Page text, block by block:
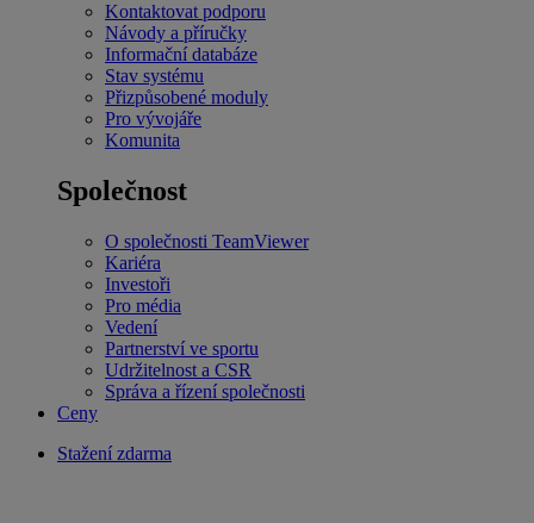
Kontaktovat podporu
Návody a příručky
Informační databáze
Stav systému
Přizpůsobené moduly
Pro vývojáře
Komunita
Společnost
O společnosti TeamViewer
Kariéra
Investoři
Pro média
Vedení
Partnerství ve sportu
Udržitelnost a CSR
Správa a řízení společnosti
Ceny
Stažení zdarma